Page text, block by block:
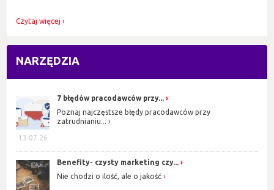
Czytaj więcej
NARZĘDZIA
13.07.26
7 błędów pracodawców przy...
Poznaj najczęstsze błędy pracodawców przy
zatrudnianiu...
Benefity- czysty marketing czy...
Nie chodzi o ilość, ale o jakość